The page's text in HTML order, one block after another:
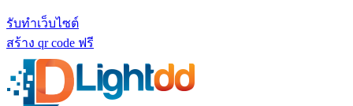
รับทำเว็บไซต์
สร้าง qr code ฟรี